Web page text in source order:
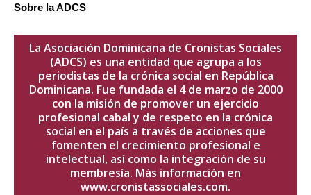
Sobre la ADCS
La Asociación Dominicana de Cronistas Sociales
(ADCS) es una entidad que agrupa a los
periodistas de la crónica social en República
Dominicana. Fue fundada el 4 de marzo de 2000
con la misión de promover un ejercicio
profesional cabal y de respeto en la crónica
social en el país a través de acciones que
fomenten el crecimiento profesional e
intelectual, así como la integración de su
membresía. Más información en
www.cronistassociales.com.